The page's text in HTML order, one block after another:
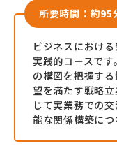
etudes Basket
alue e-craft
etudes Classroom
お役立ち資料一覧
所要時間：約95
ビジネスにおけ
実践的コースで
の構図を把握す
望を満たす戦略
じて実業務での
能な関係構築につ